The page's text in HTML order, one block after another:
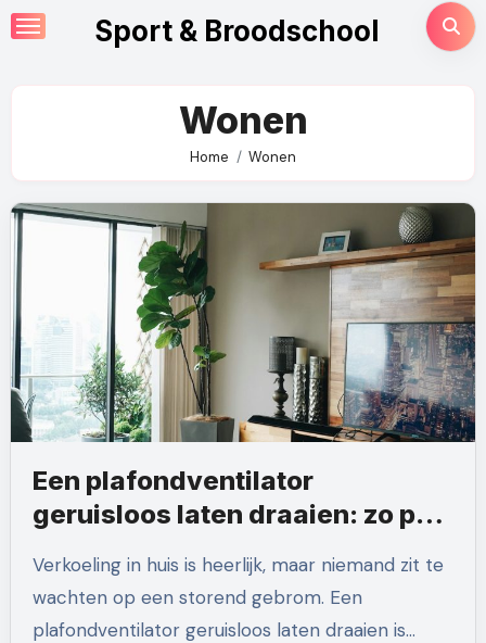
Skip
to
Sport & Broodschool
Wonen
Home Wonen
Een plafondventilator
geruisloos laten draaien: zo pak
Verkoeling in huis is heerlijk, maar niemand zit te
wachten op een storend gebrom. Een
plafondventilator geruisloos laten draaien is…